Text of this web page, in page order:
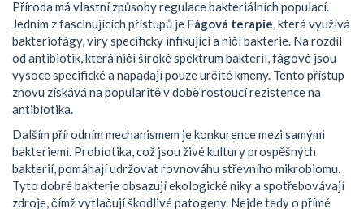
Příroda má vlastní způsoby regulace bakteriálních populací.
Jedním z fascinujících přístupů je Fágová terapie , která využívá
bakteriofágy, viry specificky infikující a ničí bakterie . Na rozdíl
od antibiotik, která ničí široké spektrum bakterií, fágové jsou
vysoce specifické a napadají pouze určité kmeny. Tento přístup
znovu získává na popularitě v době rostoucí rezistence na
antibiotika.
Dalším přírodním mechanismem je konkurence mezi samými
bakteriemi. Probiotika, což jsou živé kultury prospěšných
bakterií, pomáhají udržovat rovnováhu střevního mikrobiomu.
Tyto dobré bakterie obsazují ekologické niky a spotřebovávají
zdroje, čímž vytlačují škodlivé patogeny. Nejde tedy o přímé